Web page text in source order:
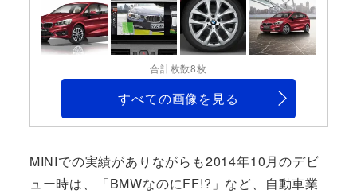
合計枚数8枚
すべての画像を見る
MINIでの実績がありながらも2014年10月のデビ
ュー時は、「BMWなのにFF!?」など、自動車業